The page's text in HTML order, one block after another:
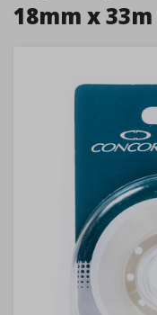
18mm x 33m